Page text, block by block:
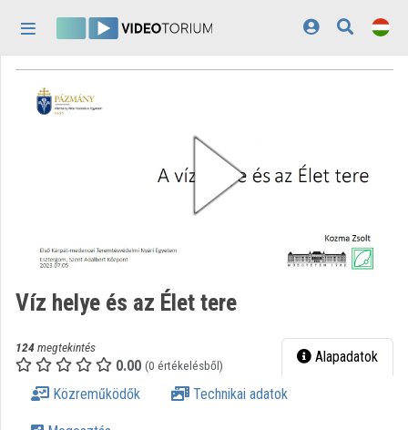
Bejelentkezés
Közreműködők
Megjelenés:
Víz helye és az Élet tere
124megtekintés
0.00 (0 értékelésből) Alapadatok
Közreműködők Technikai adatok